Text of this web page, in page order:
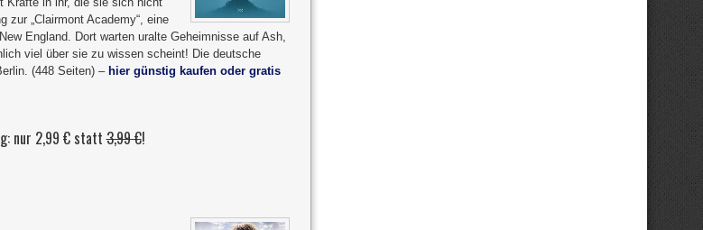
zur „Clairmont Academy“, eine
England. Dort warten uralte Geheimnisse auf Ash,
viel über sie zu wissen scheint! Die deutsche
(448 Seiten) – hier günstig kaufen oder gratis
nur 2,99 € statt3,99 €!